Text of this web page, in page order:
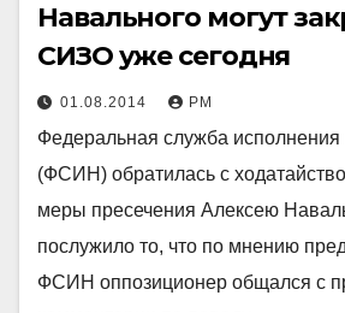
Навального могут
СИЗО уже сегодня
01.08.2014 РМ
Федеральная служба исполнения
(ФСИН) обратилась с
меры пресечения Алексею
послужило то, что по мнению
ФСИН оппозиционер общался с